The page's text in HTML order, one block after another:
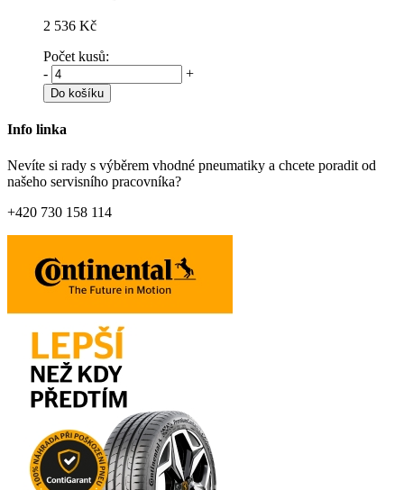
2 536 Kč
Počet kusů:
-
+
Do košíku
Info linka
Nevíte si rady s výběrem vhodné pneumatiky a chcete poradit od
našeho servisního pracovníka?
+420 730 158 114